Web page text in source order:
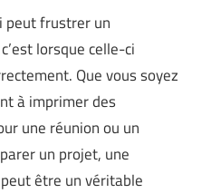
peut frustrer un
lorsque celle-ci
Que vous soyez
à imprimer des
une réunion ou un
un projet, une
être un véritable